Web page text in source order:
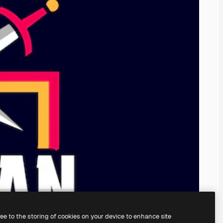
to the storing of cookies on your device to enhance site